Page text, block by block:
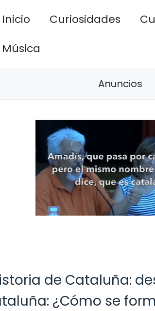
Inicio Curiosidades
Música
Anuncios
de Cataluña:
¿Cómo se